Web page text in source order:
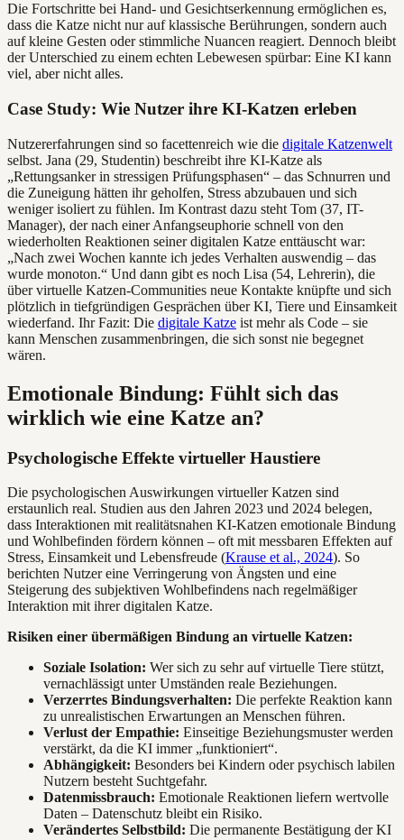
Die Fortschritte bei Hand- und Gesichtserkennung ermöglichen es,
dass die Katze nicht nur auf klassische Berührungen, sondern auch
auf kleine Gesten oder stimmliche Nuancen reagiert. Dennoch bleibt
der Unterschied zu einem echten Lebewesen spürbar: Eine KI kann
viel, aber nicht alles.
Case Study: Wie Nutzer ihre KI-Katzen erleben
Nutzererfahrungen sind so facettenreich wie die digitale Katzenwelt
selbst. Jana (29, Studentin) beschreibt ihre KI-Katze als
„Rettungsanker in stressigen Prüfungsphasen“ – das Schnurren und
die Zuneigung hätten ihr geholfen, Stress abzubauen und sich
weniger isoliert zu fühlen. Im Kontrast dazu steht Tom (37, IT-
Manager), der nach einer Anfangseuphorie schnell von den
wiederholten Reaktionen seiner digitalen Katze enttäuscht war:
„Nach zwei Wochen kannte ich jedes Verhalten auswendig – das
wurde monoton.“ Und dann gibt es noch Lisa (54, Lehrerin), die
über virtuelle Katzen-Communities neue Kontakte knüpfte und sich
plötzlich in tiefgründigen Gesprächen über KI, Tiere und Einsamkeit
wiederfand. Ihr Fazit: Die digitale Katze ist mehr als Code – sie
kann Menschen zusammenbringen, die sich sonst nie begegnet
wären.
Emotionale Bindung: Fühlt sich das
wirklich wie eine Katze an?
Psychologische Effekte virtueller Haustiere
Die psychologischen Auswirkungen virtueller Katzen sind
erstaunlich real. Studien aus den Jahren 2023 und 2024 belegen,
dass Interaktionen mit realitätsnahen KI-Katzen emotionale Bindung
und Wohlbefinden fördern können – oft mit messbaren Effekten auf
Stress, Einsamkeit und Lebensfreude (Krause et al., 2024). So
berichten Nutzer eine Verringerung von Ängsten und eine
Steigerung des subjektiven Wohlbefindens nach regelmäßiger
Interaktion mit ihrer digitalen Katze.
Risiken einer übermäßigen Bindung an virtuelle Katzen:
Soziale Isolation: Wer sich zu sehr auf virtuelle Tiere stützt,
vernachlässigt unter Umständen reale Beziehungen.
Verzerrtes Bindungsverhalten: Die perfekte Reaktion kann
zu unrealistischen Erwartungen an Menschen führen.
Verlust der Empathie: Einseitige Beziehungsmuster werden
verstärkt, da die KI immer „funktioniert“.
Abhängigkeit: Besonders bei Kindern oder psychisch labilen
Nutzern besteht Suchtgefahr.
Datenmissbrauch: Emotionale Reaktionen liefern wertvolle
Daten – Datenschutz bleibt ein Risiko.
Verändertes Selbstbild: Die permanente Bestätigung der KI